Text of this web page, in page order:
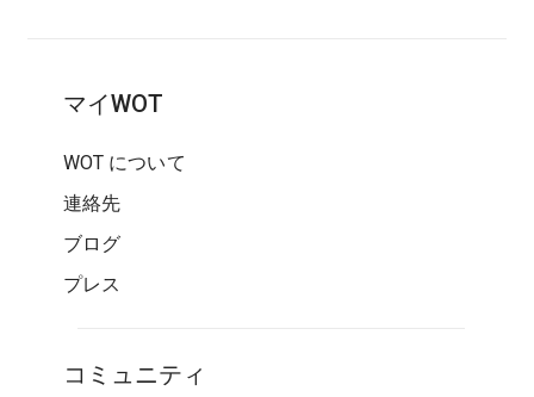
マイWOT
WOT について
連絡先
ブログ
プレス
コミュニティ